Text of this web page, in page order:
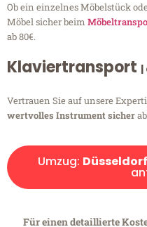
Ob ein einzelnes Möbelstück
Möbel sicher beim
ab 80€.
Klaviertransport |
Vertrauen Sie auf unsere
wertvolles Instrument sicher
Umzug:
Für einen detaillierte